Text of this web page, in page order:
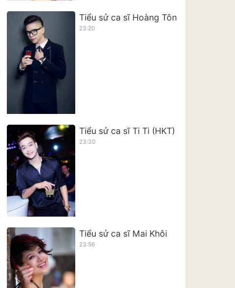
Tiểu sử ca sĩ Hoàng Tôn
23:20
Tiểu sử ca sĩ Ti Ti (HKT)
23:30
Tiểu sử ca sĩ Mai Khôi
23:56